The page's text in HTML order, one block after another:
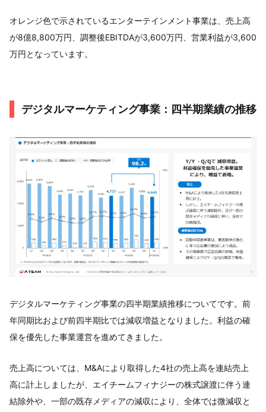
オレンジ色で示されているエンターテインメント事業は、売上高
が8億8,800万円、調整後EBITDAが3,600万円、営業利益が3,600
万円となっています。
デジタルマーケティング事業：四半期業績の推移
デジタルマーケティング事業の四半期業績推移についてです。前
年同期比および前四半期比では減収増益となりました。利益の確
保を優先した事業運営を進めてきました。
売上高については、M&Aにより取得した4社の売上高を連結売上
高に計上しましたが、エイチームフィナジーの株式譲渡に伴う連
結除外や、一部の既存メディアの減収により、全体では微減収と